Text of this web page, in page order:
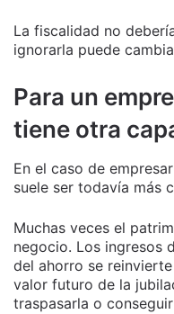
La fiscalidad no
ignorarla puede
Para un
tiene otra
En el caso de
suele ser todavía más
Muchas veces el
negocio. Los ingresos
del ahorro se
valor futuro de la
traspasarla o